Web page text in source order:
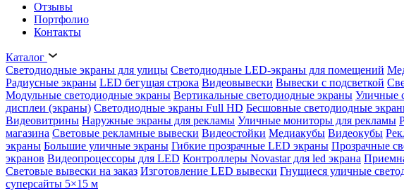
Отзывы
Портфолио
Контакты
Каталог
Светодиодные экраны для улицы Светодиодные LED-экраны для помещений
Радиусные экраны LED бегущая строка Видеовывески Вывески с подсветкой
Модульные светодиодные экраны Вертикальные светодиодные экраны Уличные
дисплеи (экраны) Светодиодные экраны Full HD Бесшовные светодиодные
Видеовитрины Наружные экраны для рекламы Уличные мониторы для рекламы
магазина Световые рекламные вывески Видеостойки Медиакубы Видеокубы
экраны Большие уличные экраны Гибкие прозрачные LED экраны Прозрачные
экранов Видеопроцессоры для LED Контроллеры Novastar для led экрана
Световые вывески на заказ Изготовление LED вывески Гнущиеся уличные
суперсайты 5×15 м